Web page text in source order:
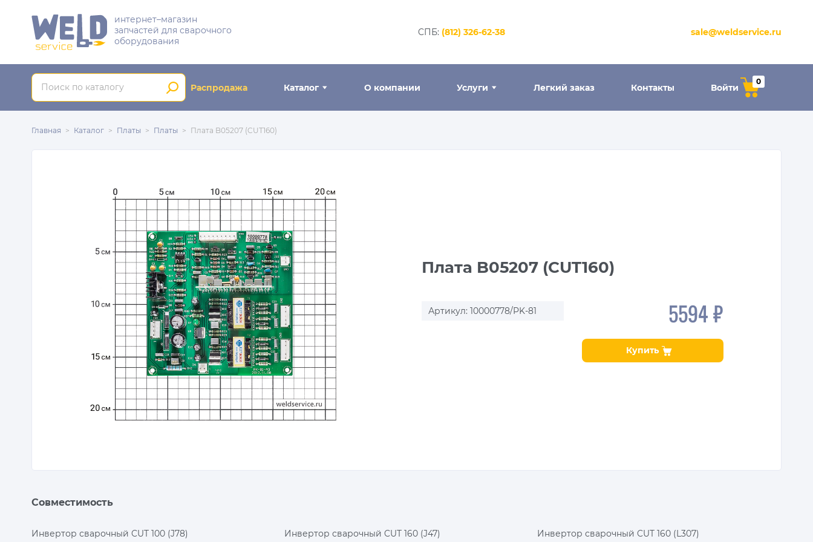
интернет–магазин
запчастей для сварочного
оборудования
CПБ: (812) 326-62-38 sale@weldservice.ru
Распродажа Каталог О компании Услуги Легкий заказ Контакты Войти
0
Главная Каталог Платы Платы Плата B05207 (CUT160)
Плата B05207 (CUT160)
Артикул: 10000778/PK-81 5594 ₽
Купить
Совместимость
Инвертор сварочный CUT 100 (J78) Инвертор сварочный CUT 160 (J47) Инвертор сварочный CUT 160 (L307)